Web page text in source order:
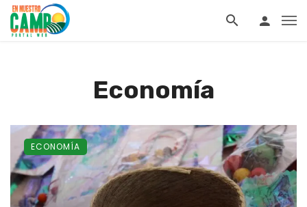
Economía
ECONOMÍA